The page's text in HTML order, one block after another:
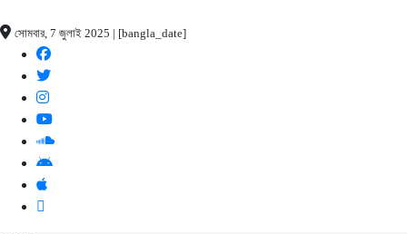
সোমবার, 7 জুলাই 2025 | [bangla_date]